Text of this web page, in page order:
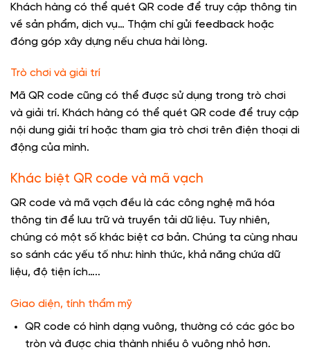
Khách hàng có thể quét QR code để truy cập thông tin
về sản phẩm, dịch vụ… Thậm chí gửi feedback hoặc
đóng góp xây dựng nếu chưa hài lòng.
Trò chơi và giải trí
Mã QR code cũng có thể được sử dụng trong trò chơi
và giải trí. Khách hàng có thể quét QR code để truy cập
nội dung giải trí hoặc tham gia trò chơi trên điện thoại di
động của mình.
Khác biệt QR code và mã vạch
QR code và mã vạch đều là các công nghệ mã hóa
thông tin để lưu trữ và truyền tải dữ liệu. Tuy nhiên,
chúng có một số khác biệt cơ bản. Chúng ta cùng nhau
so sánh các yếu tố như: hình thức, khả năng chứa dữ
liệu, độ tiện ích…..
Giao diện, tính thẩm mỹ
QR code có hình dạng vuông, thường có các góc bo
tròn và được chia thành nhiều ô vuông nhỏ hơn.